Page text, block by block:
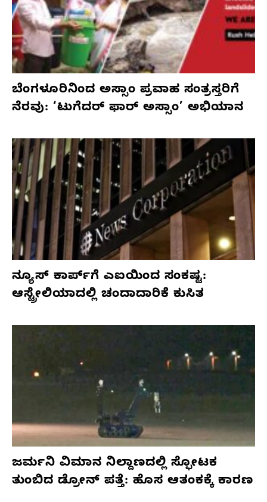
ಬೆಂಗಳೂರಿನಿಂದ ಅಸ್ಸಾಂ ಪ್ರವಾಹ ಸಂತ್ರಸ್ತರಿಗೆ
ನೆರವು: ‘ಟುಗೆದರ್ ಫಾರ್ ಅಸ್ಸಾಂ’ ಅಭಿಯಾನ
ನ್ಯೂಸ್ ಕಾರ್ಪ್‌ಗೆ ಎಐಯಿಂದ ಸಂಕಷ್ಟ:
ಆಸ್ಟ್ರೇಲಿಯಾದಲ್ಲಿ ಚಂದಾದಾರಿಕೆ ಕುಸಿತ
ಜರ್ಮನಿ ವಿಮಾನ ನಿಲ್ದಾಣದಲ್ಲಿ ಸ್ಫೋಟಕ
ತುಂಬಿದ ಡ್ರೋನ್ ಪತ್ತೆ: ಹೊಸ ಆತಂಕಕ್ಕೆ ಕಾರಣ